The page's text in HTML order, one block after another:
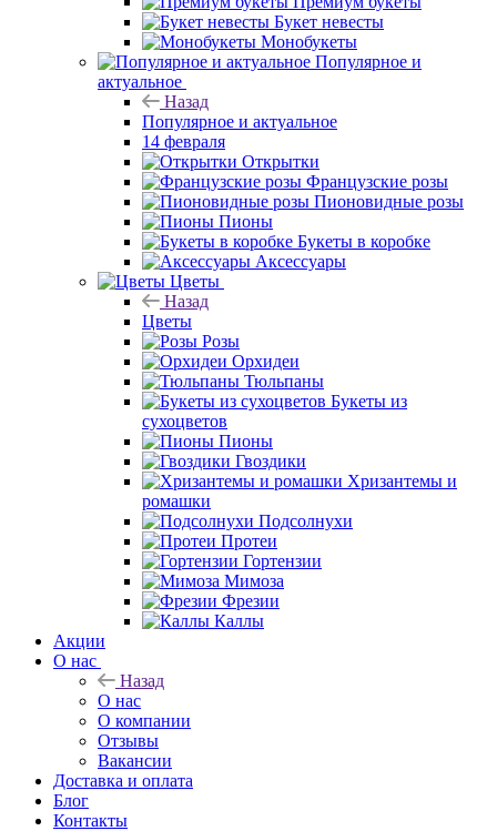
Букет невесты
Монобукеты
Популярное и
актуальное
Назад
Популярное и актуальное
14 февраля
Открытки
Французские розы
Пионовидные розы
Пионы
Букеты в коробке
Аксессуары
Цветы
Назад
Цветы
Розы
Орхидеи
Тюльпаны
Букеты из
сухоцветов
Пионы
Гвоздики
Хризантемы и
ромашки
Подсолнухи
Протеи
Гортензии
Мимоза
Фрезии
Каллы
Акции
О нас
Назад
О нас
О компании
Отзывы
Вакансии
Доставка и оплата
Блог
Контакты